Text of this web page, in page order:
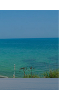
，体验历史和文